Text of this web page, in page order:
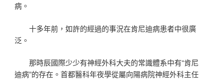
病。
十多年前，如許的經過的事況在肯尼迪病患者中很廣
泛。
那時辰國際少少有神經外科大夫的常識體系中有“肯尼
迪病”的存在。首都醫科年夜學從屬向陽病院神經外科主任